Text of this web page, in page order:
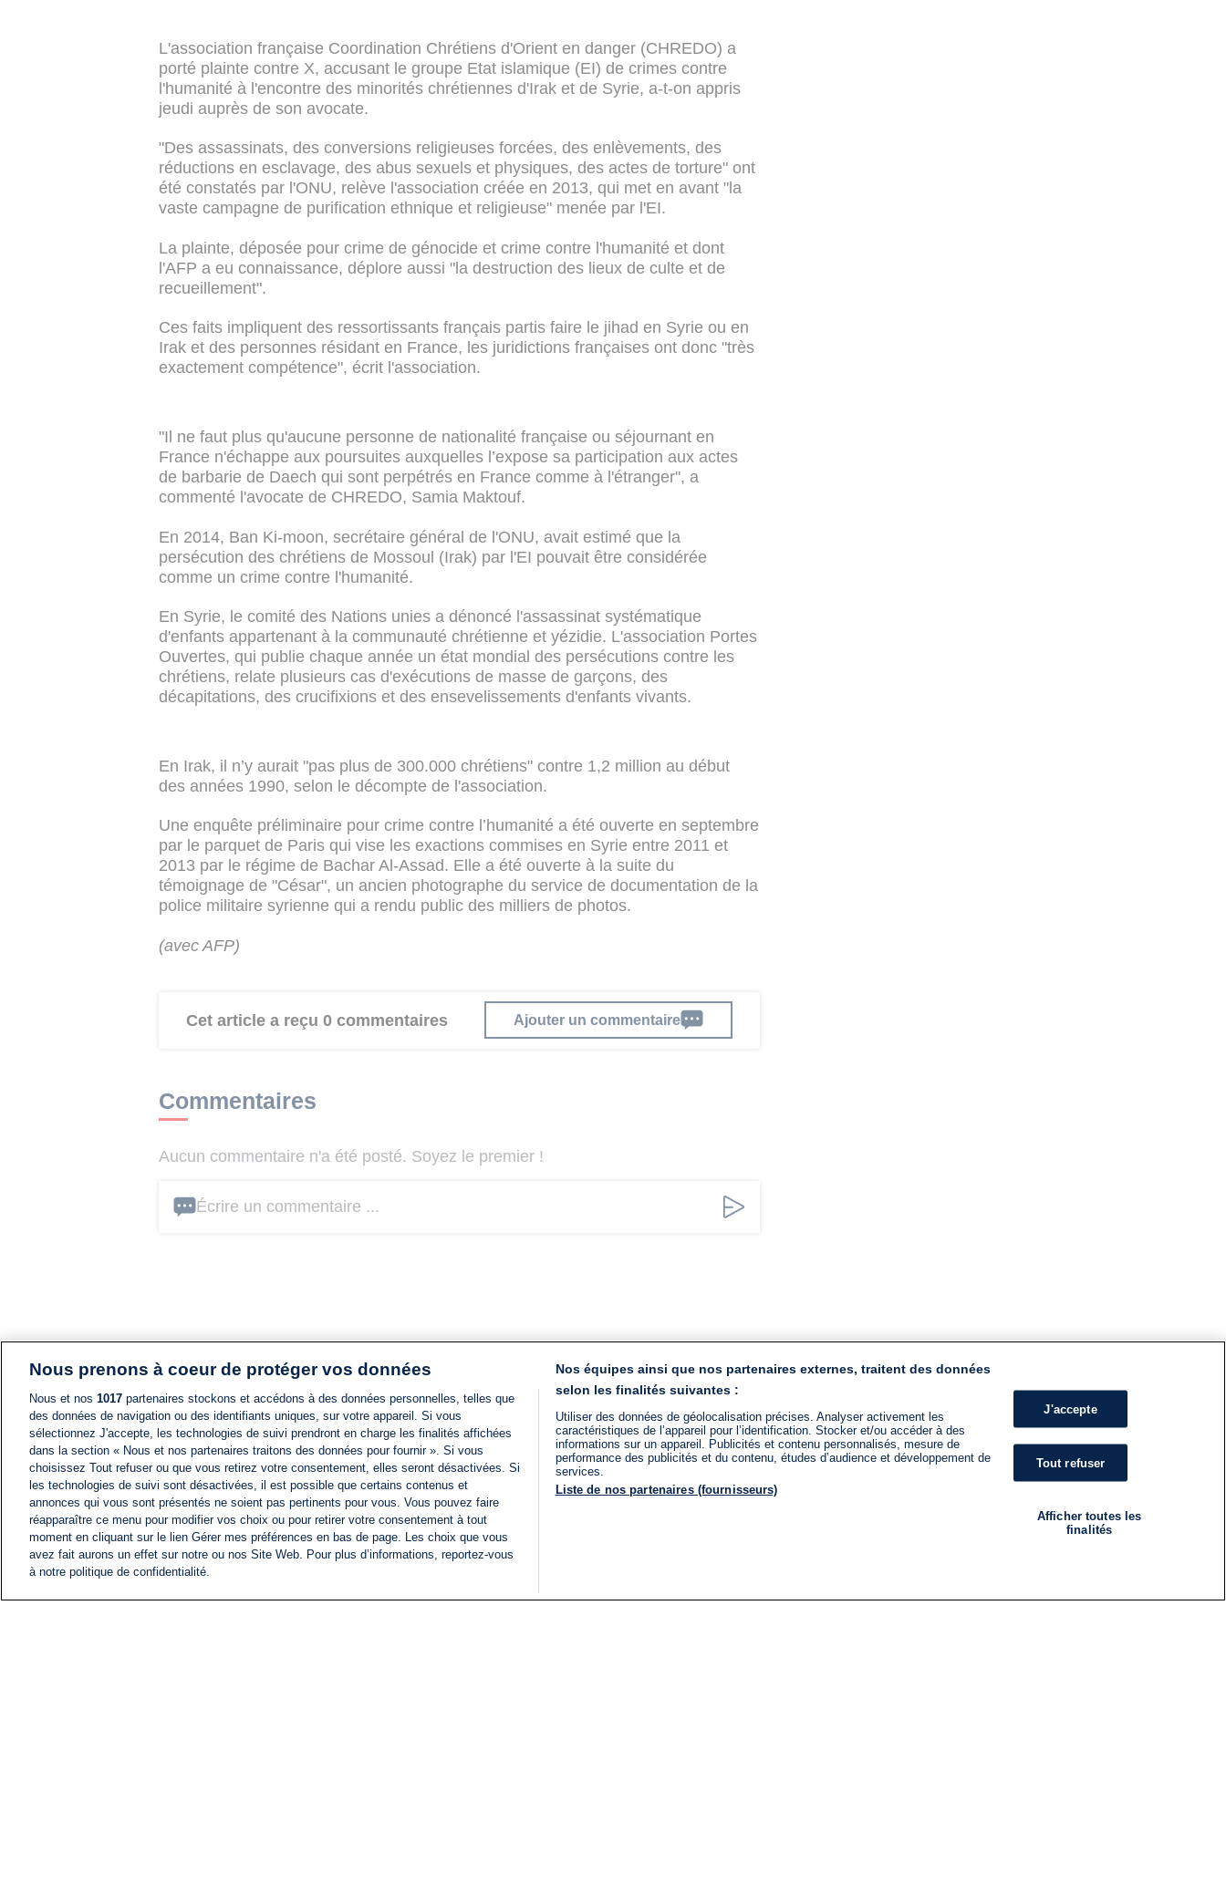
L'association française Coordination Chrétiens d'Orient en danger (CHREDO) a
porté plainte contre X, accusant le groupe Etat islamique (EI) de crimes contre
l'humanité à l'encontre des minorités chrétiennes d'Irak et de Syrie, a-t-on appris
jeudi auprès de son avocate.
"Des assassinats, des conversions religieuses forcées, des enlèvements, des
réductions en esclavage, des abus sexuels et physiques, des actes de torture" ont
été constatés par l'ONU, relève l'association créée en 2013, qui met en avant "la
vaste campagne de purification ethnique et religieuse" menée par l'EI.
La plainte, déposée pour crime de génocide et crime contre l'humanité et dont
l'AFP a eu connaissance, déplore aussi "la destruction des lieux de culte et de
recueillement".
Ces faits impliquent des ressortissants français partis faire le jihad en Syrie ou en
Irak et des personnes résidant en France, les juridictions françaises ont donc "très
exactement compétence", écrit l'association.
"Il ne faut plus qu'aucune personne de nationalité française ou séjournant en
France n'échappe aux poursuites auxquelles l’expose sa participation aux actes
de barbarie de Daech qui sont perpétrés en France comme à l'étranger", a
commenté l'avocate de CHREDO, Samia Maktouf.
En 2014, Ban Ki-moon, secrétaire général de l'ONU, avait estimé que la
persécution des chrétiens de Mossoul (Irak) par l'EI pouvait être considérée
comme un crime contre l'humanité.
En Syrie, le comité des Nations unies a dénoncé l'assassinat systématique
d'enfants appartenant à la communauté chrétienne et yézidie. L'association Portes
Ouvertes, qui publie chaque année un état mondial des persécutions contre les
chrétiens, relate plusieurs cas d'exécutions de masse de garçons, des
décapitations, des crucifixions et des ensevelissements d'enfants vivants.
En Irak, il n’y aurait "pas plus de 300.000 chrétiens" contre 1,2 million au début
des années 1990, selon le décompte de l'association.
Une enquête préliminaire pour crime contre l’humanité a été ouverte en septembre
par le parquet de Paris qui vise les exactions commises en Syrie entre 2011 et
2013 par le régime de Bachar Al-Assad. Elle a été ouverte à la suite du
témoignage de "César", un ancien photographe du service de documentation de la
police militaire syrienne qui a rendu public des milliers de photos.
(avec AFP)
Cet article a reçu 0 commentaires Ajouter un commentaire
Commentaires
Aucun commentaire n'a été posté. Soyez le premier !
Écrire un commentaire ...
Nous prenons à coeur de protéger vos données
Nous et nos 1017 partenaires stockons et accédons à des données personnelles, telles que
des données de navigation ou des identifiants uniques, sur votre appareil. Si vous
sélectionnez J'accepte, les technologies de suivi prendront en charge les finalités affichées
dans la section « Nous et nos partenaires traitons des données pour fournir ». Si vous
choisissez Tout refuser ou que vous retirez votre consentement, elles seront désactivées. Si
les technologies de suivi sont désactivées, il est possible que certains contenus et
annonces qui vous sont présentés ne soient pas pertinents pour vous. Vous pouvez faire
réapparaître ce menu pour modifier vos choix ou pour retirer votre consentement à tout
moment en cliquant sur le lien Gérer mes préférences en bas de page. Les choix que vous
avez fait aurons un effet sur notre ou nos Site Web. Pour plus d’informations, reportez-vous
à notre politique de confidentialité.
Nos équipes ainsi que nos partenaires externes, traitent des données
selon les finalités suivantes :
Utiliser des données de géolocalisation précises. Analyser activement les
caractéristiques de l’appareil pour l’identification. Stocker et/ou accéder à des
informations sur un appareil. Publicités et contenu personnalisés, mesure de
performance des publicités et du contenu, études d’audience et développement de
services.
Liste de nos partenaires (fournisseurs)
J'accepte
Tout refuser
Afficher toutes les
finalités